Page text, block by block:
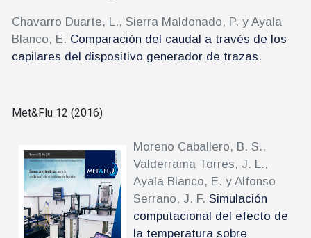
Chavarro Duarte, L., Sierra Maldonado, P. y Ayala
Blanco, E. Comparación del caudal a través de los
capilares del dispositivo generador de trazas.
Met&Flu 12 (2016)
Moreno Caballero, B. S.,
Valderrama Torres, J. L.,
Ayala Blanco, E. y Alfonso
Serrano, J. F. Simulación
computacional del efecto de
la temperatura sobre